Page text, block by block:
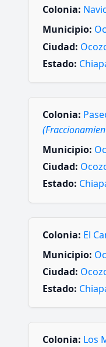
Colonia:
Municipio:
Ciudad:
Estado:
Colonia:
Municipio:
Ciudad:
Estado:
Colonia: El
Municipio:
Ciudad:
Estado:
Colonia: Los